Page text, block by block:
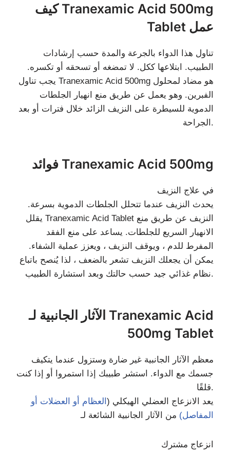
كيف Tranexamic Acid 500mg
Tablet عمل
تناول هذا الدواء بالجرعة والمدة حسب إرشادات
الطبيب. ابتلاعها ككل. لا تمضغه أو تسحقه أو تكسره.
يجب تناول Tranexamic Acid 500mg هو مضاد لمحلول
الفبرين. وهو يعمل عن طريق منع انهيار الجلطات
الدموية للسيطرة على النزيف الزائد خلال فترات أو بعد
الجراحة.
فوائد Tranexamic Acid 500mg
في علاج النزيف
يحدث النزيف عندما تتحلل الجلطات الدموية بسرعة.
يقلل Tranexamic Acid Tablet النزيف عن طريق منع
الانهيار السريع للجلطات. يساعد على منع الفقد
المفرط للدم ، ويوقف النزيف ، ويعزز عملية الشفاء.
يمكن أن يجعلك النزيف تشعر بالضعف ، لذا يُنصح باتباع
نظام غذائي جيد حسب حالتك وبعد استشارة الطبيب.
الآثار الجانبية لـ Tranexamic Acid
500mg Tablet
معظم الآثار الجانبية غير ضارة وستزول عندما يتكيف
جسمك مع الدواء. استشر طبيبك إذا استمروا أو إذا كنت
قلقًا.
يعد الانزعاج العضلي الهيكلي ( العظام أو العضلات أو
المفاصل) من الآثار الجانبية الشائعة لـ
انزعاج مشترك